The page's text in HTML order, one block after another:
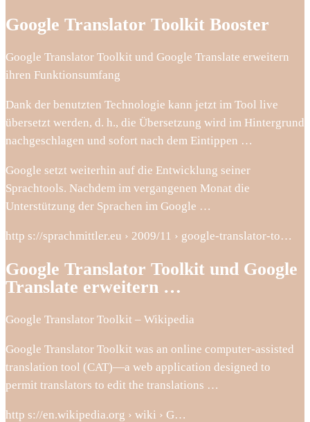
Google Translator Toolkit Booster
Google Translator Toolkit und Google Translate erweitern
ihren Funktionsumfang
Dank der benutzten Technologie kann jetzt im Tool live
übersetzt werden, d. h., die Übersetzung wird im Hintergrund
nachgeschlagen und sofort nach dem Eintippen …
Google setzt weiterhin auf die Entwicklung seiner
Sprachtools. Nachdem im vergangenen Monat die
Unterstützung der Sprachen im Google …
http s://sprachmittler.eu › 2009/11 › google-translator-to…
Google Translator Toolkit und Google
Translate erweitern …
Google Translator Toolkit – Wikipedia
Google Translator Toolkit was an online computer-assisted
translation tool (CAT)—a web application designed to
permit translators to edit the translations …
http s://en.wikipedia.org › wiki › G…